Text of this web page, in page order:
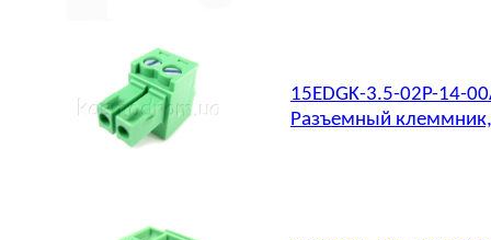
15EDGK-3.5-02P-14-
Разъемный